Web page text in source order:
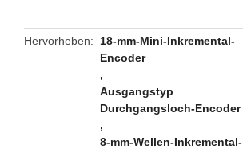
Hervorheben
18-mm-Mini-Inkremental-
Encoder
,
Ausgangstyp
Durchgangsloch-Encoder
,
8-mm-Wellen-Inkremental-